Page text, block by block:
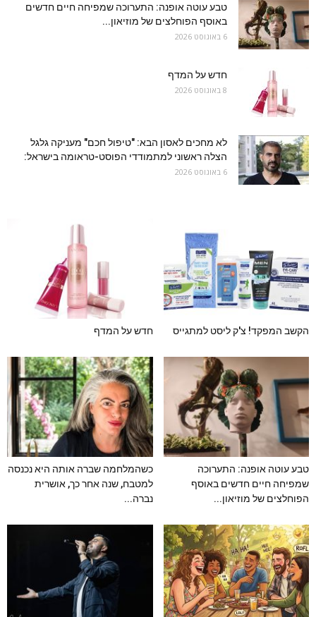
טבע עוטה אופנה: התערוכה שמפיחה חיים חדשים
באוסף הפוחלצים של מוזיאון...
6 באוגוסט 2026
חדש על המדף
8 באוגוסט 2026
לא מחכים לאסון הבא: "טיפול חכם" מעניקה גלגל
הצלה ראשוני למתמודדי הפוסט-טראומה בישראל:
6 באוגוסט 2026
הקשב המפקד! צ'ק ליסט למתגייס חדש על המדף
טבע עוטה אופנה: התערוכה
שמפיחה חיים חדשים באוסף
הפוחלצים של מוזיאון...
כשהמלחמה שברה אותה היא נכנסה
למטבח, שנה אחר כך, אושרית
נברה...